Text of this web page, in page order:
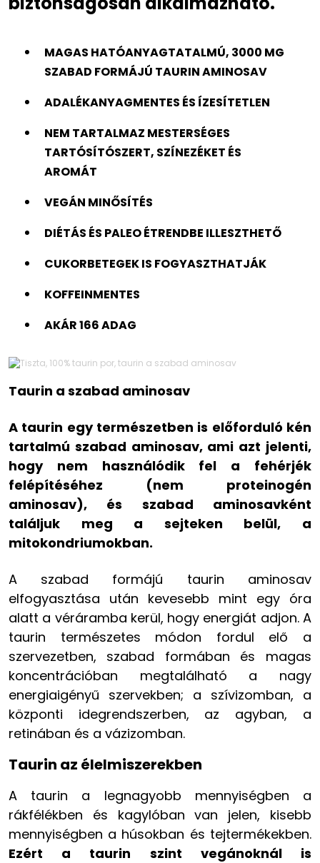
MAGAS HATÓANYAGTATALMÚ, 3000 MG
SZABAD FORMÁJÚ TAURIN AMINOSAV
ADALÉKANYAGMENTES ÉS ÍZESÍTETLEN
NEM TARTALMAZ MESTERSÉGES
TARTÓSÍTÓSZERT, SZÍNEZÉKET ÉS
AROMÁT
VEGÁN MINŐSÍTÉS
DIÉTÁS ÉS PALEO ÉTRENDBE ILLESZTHETŐ
CUKORBETEGEK IS FOGYASZTHATJÁK
KOFFEINMENTES
AKÁR 166 ADAG
Taurin a szabad aminosav
A taurin egy természetben is előforduló kén
tartalmú szabad aminosav, ami azt jelenti,
hogy nem használódik fel a fehérjék
felépítéséhez (nem proteinogén
aminosav), és szabad aminosavként
találjuk meg a sejteken belül, a
mitokondriumokban.
A szabad formájú taurin aminosav
elfogyasztása után kevesebb mint egy óra
alatt a véráramba kerül, hogy energiát adjon. A
taurin természetes módon fordul elő a
szervezetben, szabad formában és magas
koncentrációban megtalálható a nagy
energiaigényű szervekben; a szívizomban, a
központi idegrendszerben, az agyban, a
retinában és a vázizomban.
Taurin az élelmiszerekben
A taurin a legnagyobb mennyiségben a
rákfélékben és kagylóban van jelen, kisebb
mennyiségben a húsokban és tejtermékekben.
Ezért a taurin szint vegánoknál is